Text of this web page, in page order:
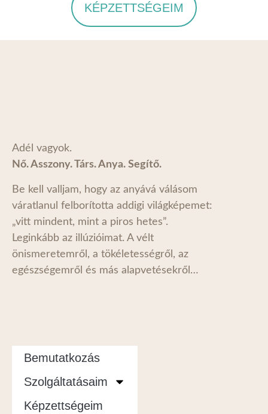
KÉPZETTSÉGEIM
Adél vagyok.
Nő. Asszony. Társ. Anya. Segítő.
Be kell valljam, hogy az anyává válásom
váratlanul felborította addigi világképemet:
„vitt mindent, mint a piros hetes”.
Leginkább az illúzióimat. A vélt
önismeretemről, a tökéletességről, az
egészségemről és más alapvetésekről…
Bemutatkozás
Szolgáltatásaim
Képzettségeim